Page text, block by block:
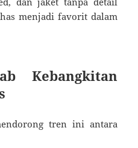
menjadi favorit dalam
Kebangkitan
tren ini antara